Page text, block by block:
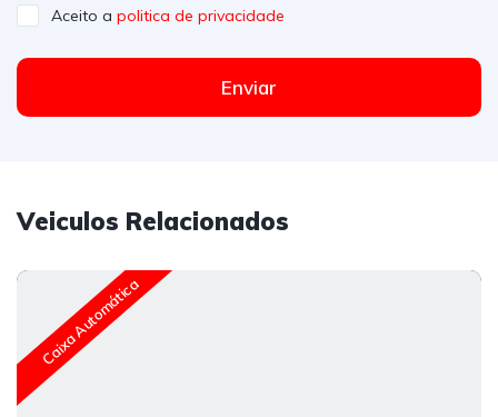
Aceito a politica de privacidade
Enviar
Veiculos Relacionados
Caixa Automática